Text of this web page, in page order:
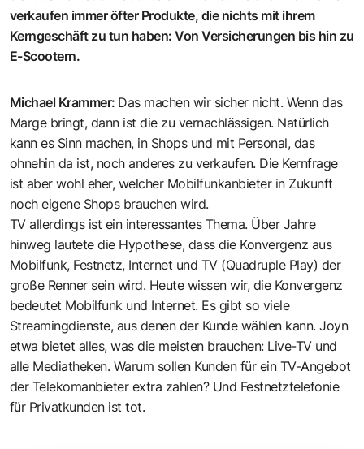
verkaufen immer öfter Produkte, die nichts mit ihrem
Kerngeschäft zu tun haben: Von Versicherungen bis hin zu
E-Scootern.
Michael Krammer: Das machen wir sicher nicht. Wenn das
Marge bringt, dann ist die zu vernachlässigen. Natürlich
kann es Sinn machen, in Shops und mit Personal, das
ohnehin da ist, noch anderes zu verkaufen. Die Kernfrage
ist aber wohl eher, welcher Mobilfunkanbieter in Zukunft
noch eigene Shops brauchen wird.
TV allerdings ist ein interessantes Thema. Über Jahre
hinweg lautete die Hypothese, dass die Konvergenz aus
Mobilfunk, Festnetz, Internet und TV (Quadruple Play) der
große Renner sein wird. Heute wissen wir, die Konvergenz
bedeutet Mobilfunk und Internet. Es gibt so viele
Streamingdienste, aus denen der Kunde wählen kann.Joyn
etwa bietet alles, was die meisten brauchen: Live-TV und
alle Mediatheken. Warum sollen Kunden für ein TV-Angebot
der Telekomanbieter extra zahlen? Und Festnetztelefonie
für Privatkunden ist tot.